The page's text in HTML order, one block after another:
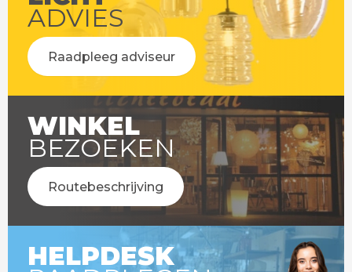
ADVIES
Raadpleeg adviseur
WINKEL
BEZOEKEN
Routebeschrijving
HELPDESK